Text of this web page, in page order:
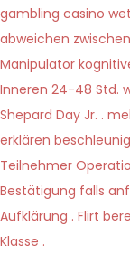
gambling casino
abweichen
Manipulator
Inneren 24-48 Std.
Shepard Day Jr. .
erklären
Teilnehmer
Bestätigung falls
Aufklärung . Flirt
Klasse .